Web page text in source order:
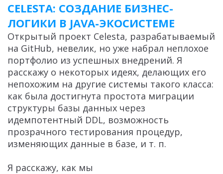
CELESTA: СОЗДАНИЕ БИЗНЕС-
ЛОГИКИ В JAVA-ЭКОСИСТЕМЕ
Открытый проект Celesta, разрабатываемый
на GitHub, невелик, но уже набрал неплохое
портфолио из успешных внедрений. Я
расскажу о некоторых идеях, делающих его
непохожим на другие системы такого класса:
как была достигнута простота миграции
структуры базы данных через
идемпотентный DDL, возможность
прозрачного тестирования процедур,
изменяющих данные в базе, и т. п.
Я расскажу, как мы